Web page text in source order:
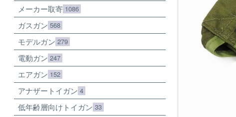
メーカー取寄 1086
ガスガン 568
モデルガン 279
電動ガン 247
エアガン 152
アナザートイガン 4
低年齢層向けトイガン 33